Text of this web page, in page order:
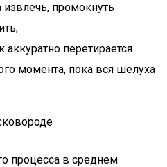
извлечь, промокнуть
перетирается
момента, пока вся шелуха
процесса в среднем